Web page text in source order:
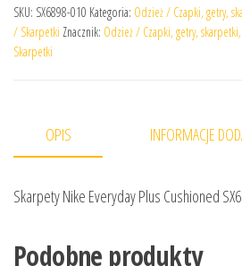
SKU: SX6898-010 Kategoria: Odzież / Czapki, getry,
/ Skarpetki Znacznik: Odzież / Czapki, getry,
Skarpetki
OPIS INFORMACJE
Skarpety Nike Everyday Plus Cushioned
Podobne produkty